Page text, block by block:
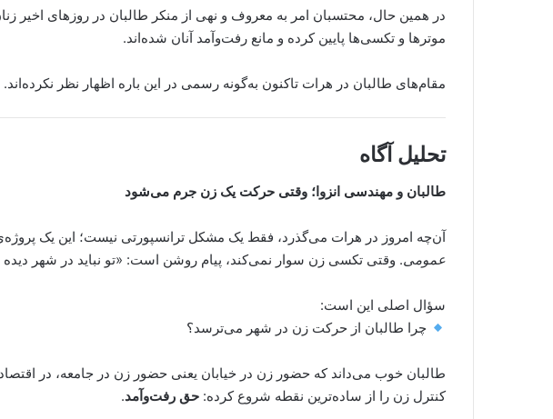
در همین حال، محتسبان امر به معروف و نهی از منکر طالبان در روزهای اخیر
موترها و تکسی‌ها پایین کرده و مانع رفت‌وآمد آنان شده‌اند.
مقام‌های طالبان در هرات تاکنون به‌گونه رسمی در این باره اظهار نظر نکرده‌اند.
تحلیل آگاه
طالبان و مهندسی انزوا؛ وقتی حرکت یک زن جرم می‌شود
آن‌چه امروز در هرات می‌گذرد، فقط یک مشکل ترانسپورتی نیست؛ این یک
عمومی. وقتی تکسی زن سوار نمی‌کند، پیام روشن است: «تو نباید در شهر
سؤال اصلی این است:
چرا طالبان از حرکت زن در شهر می‌ترسد؟
طالبان خوب می‌داند که حضور زن در خیابان یعنی حضور زن در جامعه، در
کنترل زن را از ساده‌ترین نقطه شروع کرده: حق رفت‌وآمد.